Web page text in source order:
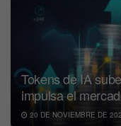
Tokens de IA
impulsa el
20 DE NOVIEMBRE DE